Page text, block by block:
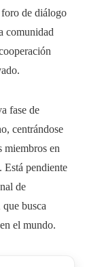
foro de diálogo
comunidad
fase de
centrándose
miembros en
Está pendiente
de
busca
el mundo.